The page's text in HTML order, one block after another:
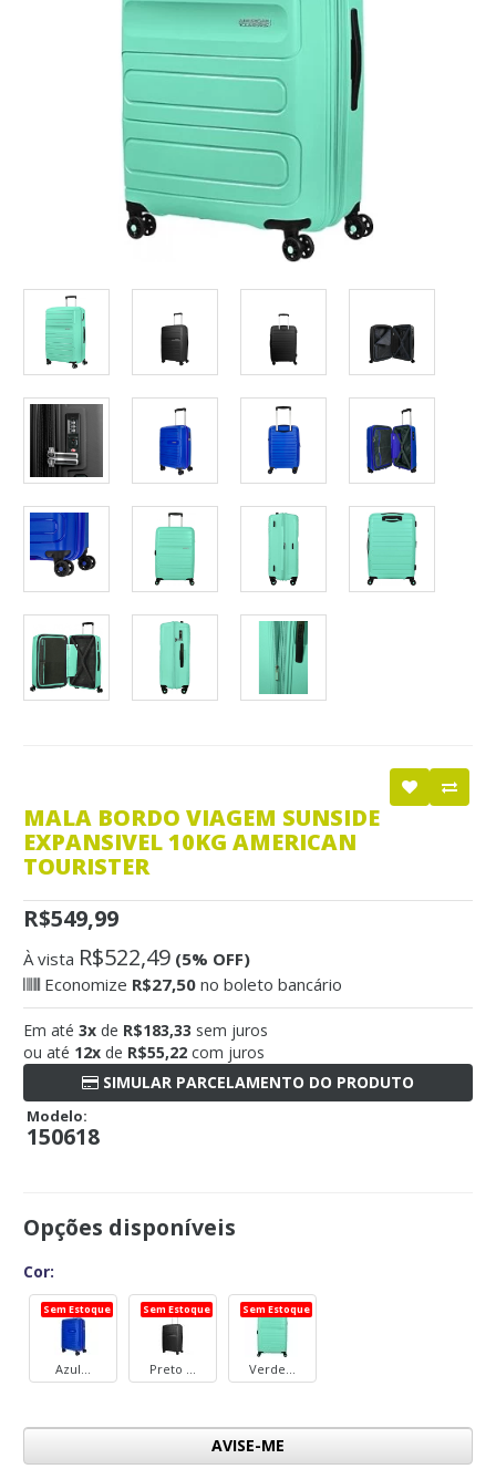
MALA BORDO VIAGEM SUNSIDE
EXPANSIVEL 10KG AMERICAN
TOURISTER
R$549,99
À vista R$522,49 (5% OFF)
Economize R$27,50 no boleto bancário
Em até 3x de R$183,33 sem juros
ou até 12x de R$55,22 com juros
SIMULAR PARCELAMENTO DO PRODUTO
Modelo:
150618
Opções disponíveis
Cor:
Sem Estoque
Azul...
Sem Estoque
Preto ...
Sem Estoque
Verde...
AVISE-ME